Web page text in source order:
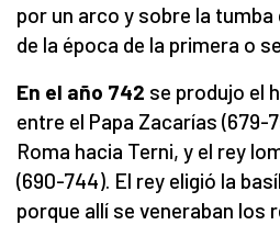
por un arco y sobre la
de la época de la primera o
En el año 742 se produjo el
entre el Papa Zacarías (679-
Roma hacia Terni, y el rey
(690-744). El rey eligió la
porque allí se veneraban los